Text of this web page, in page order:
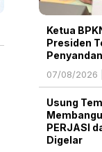
Ketua
Presiden
07/08/2026
Usung
PERJASI
Digelar